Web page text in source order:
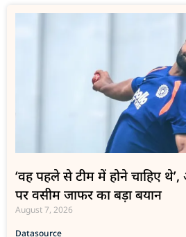
‘वह पहले से टीम में होने चाहिए
पर वसीम जाफर का बड़ा बयान
August 7, 2026
Datasource